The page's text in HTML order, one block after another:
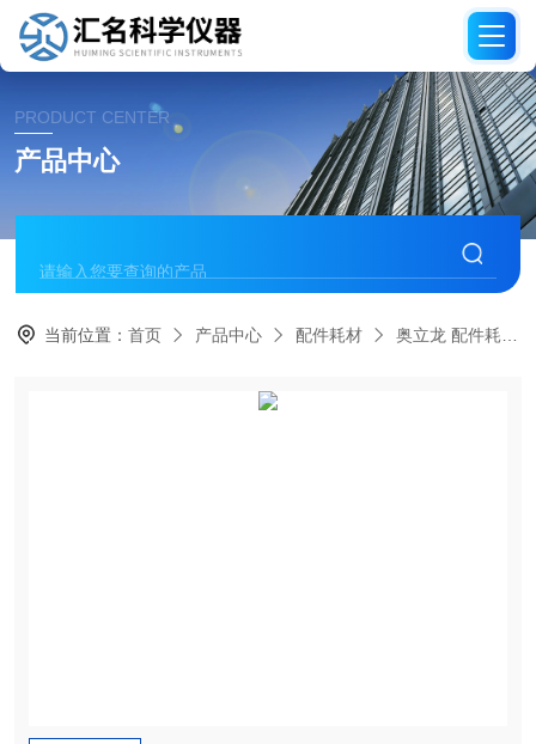
PRODUCT CENTER
产品中心
当前位置：首页 产品中心 配件耗材 奥立龙 配件耗材